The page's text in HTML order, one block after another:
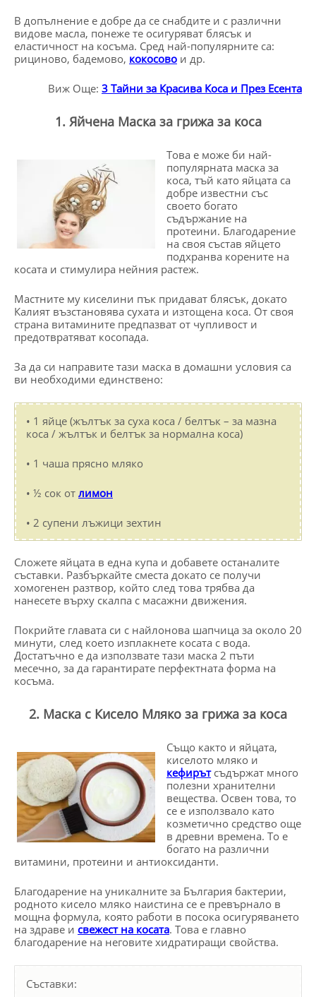
В допълнение е добре да се снабдите и с различни
видове масла, понеже те осигуряват блясък и
еластичност на косъма. Сред най-популярните са:
рициново, бадемово, кокосово и др.
Виж Още: 3 Тайни за Красива Коса и През Есента
1. Яйчена Маска за грижа за коса
Това е може би най-
популярната маска за
коса, тъй като яйцата са
добре известни със
своето богато
съдържание на
протеини. Благодарение
на своя състав яйцето
подхранва корените на
косата и стимулира нейния растеж.
Мастните му киселини пък придават блясък, докато
Калият възстановява сухата и изтощена коса. От своя
страна витамините предпазват от чупливост и
предотвратяват косопада.
За да си направите тази маска в домашни условия са
ви необходими единствено:
• 1 яйце (жълтък за суха коса / белтък – за мазна
коса / жълтък и белтък за нормална коса)
• 1 чаша прясно мляко
• ½ сок от лимон
• 2 супени лъжици зехтин
Сложете яйцата в една купа и добавете останалите
съставки. Разбъркайте сместа докато се получи
хомогенен разтвор, който след това трябва да
нанесете върху скалпа с масажни движения.
Покрийте главата си с найлонова шапчица за около 20
минути, след което изплакнете косата с вода.
Достатъчно е да използвате тази маска 2 пъти
месечно, за да гарантирате перфектната форма на
косъма.
2. Маска с Кисело Мляко за грижа за коса
Също както и яйцата,
киселото мляко и
кефирътсъдържат много
полезни хранителни
вещества. Освен това, то
се е използвало като
козметично средство още
в древни времена. То е
богато на различни
витамини, протеини и антиоксиданти.
Благодарение на уникалните за България бактерии,
родното кисело мляко наистина се е превърнало в
мощна формула, която работи в посока осигуряването
на здраве и свежест на косата. Това е главно
благодарение на неговите хидратиращи свойства.
Съставки: